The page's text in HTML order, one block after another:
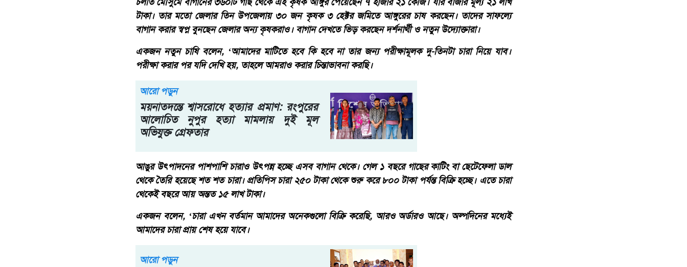
টাকা। তার মতো জেলার তিন উপজেলায় ৩০ জন কৃষক ৩ হেক্টর জমিতে আঙ্গুরের চাষ করছেন। তাদের সাফল্যে
বাগান করার স্বপ্ন বুনছেন জেলার অন্য কৃষকরাও। বাগান দেখতে ভিড় করছেন দর্শনার্থী ও নতুন উদ্যোক্তারা।
একজন নতুন চাষি বলেন, ‘আমাদের মাটিতে হবে কি হবে না তার জন্য পরীক্ষামূলক দু-তিনটা চারা নিয়ে যাব।
পরীক্ষা করার পর যদি দেখি হয়, তাহলে আমরাও করার চিন্তাভাবনা করছি।
আরো পড়ুন
ময়নাতদন্তে শ্বাসরোধে হত্যার প্রমাণ: রংপুরের
আলোচিত নুপুর হত্যা মামলায় দুই মূল
অভিযুক্ত গ্রেফতার
আঙুর উৎপাদনের পাশপাশি চারাও উৎপন্ন হচ্ছে এসব বাগান থেকে। গেল ১ বছরে গাছের কাটিং বা ছেটেফেলা ডাল
থেকে তৈরি হয়েছে শত শত চারা। প্রতিপিস চারা ২৫০ টাকা থেকে শুরু করে ৮০০ টাকা পর্যন্ত বিক্রি হচ্ছে। এতে চারা
থেকেই বছরে আয় অন্তত ১৫ লাখ টাকা।
একজন বলেন, ‘চারা এখন বর্তমান আমাদের অনেকগুলো বিক্রি করেছি, আরও অর্ডারও আছে। অল্পদিনের মধ্যেই
আমাদের চারা প্রায় শেষ হয়ে যাবে।
আরো পড়ুন